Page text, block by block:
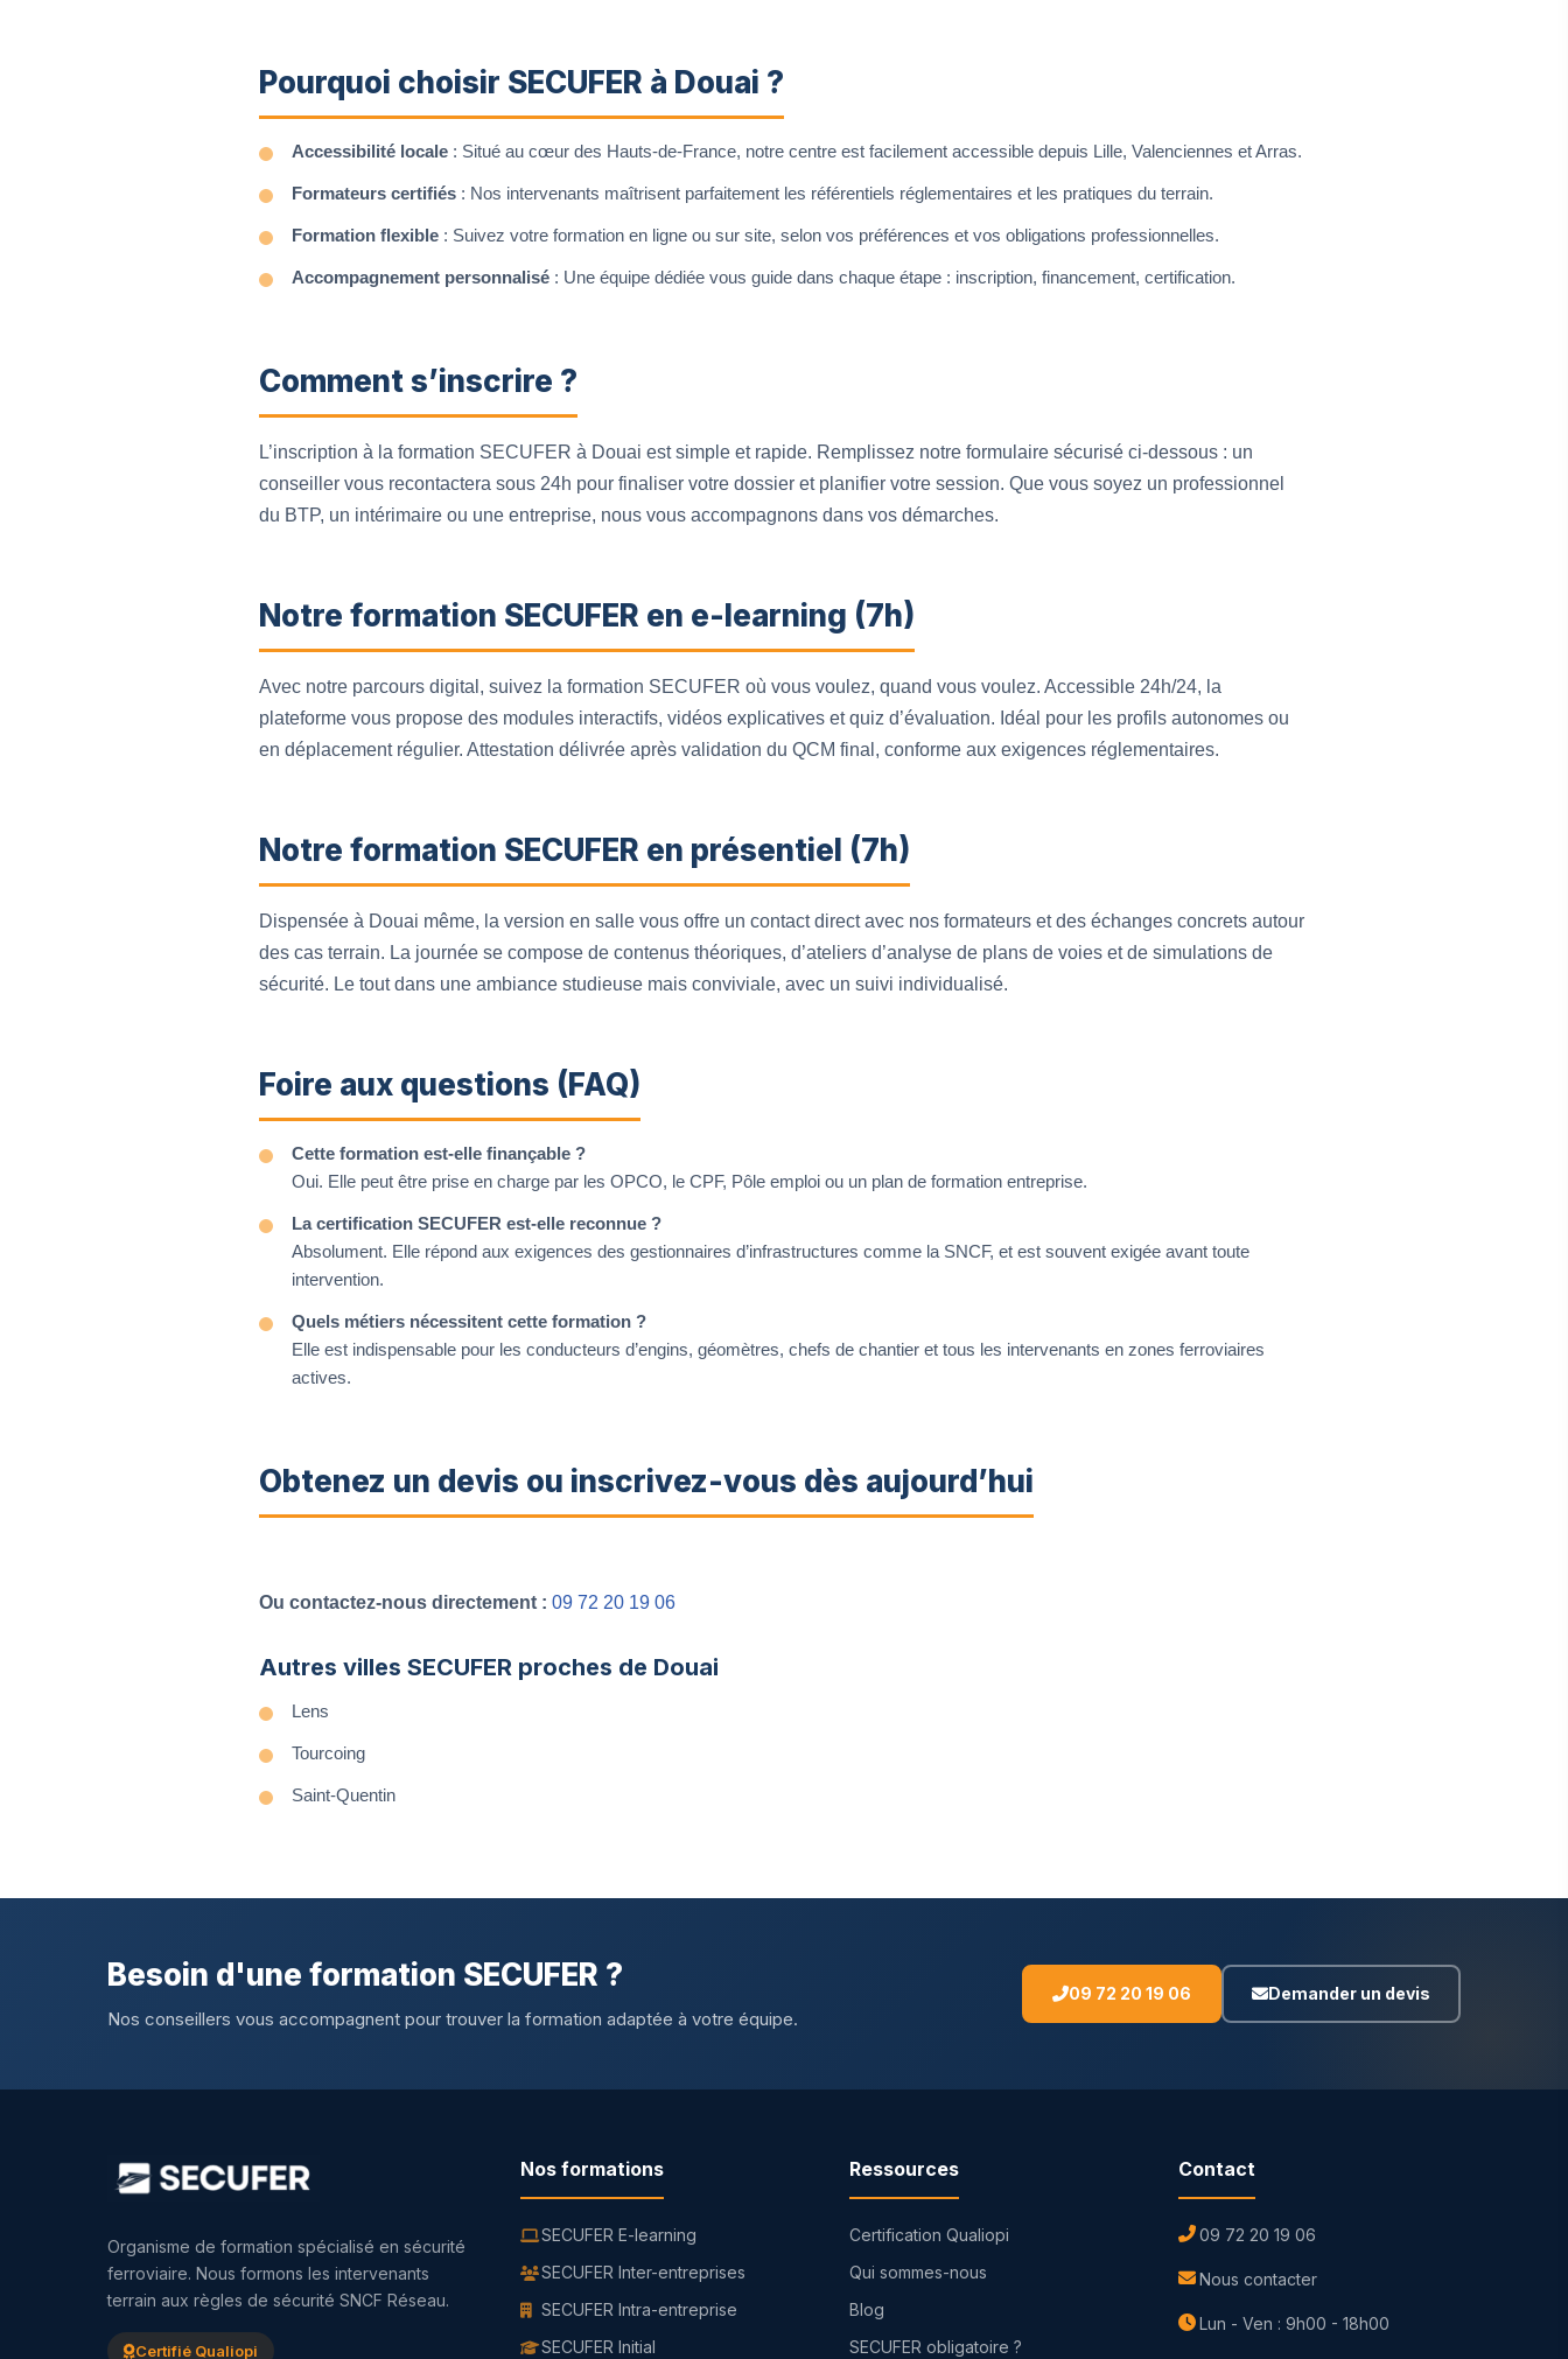
Pourquoi choisir SECUFER à Douai ?
Accessibilité locale : Situé au cœur des Hauts-de-France, notre centre est facilement accessible depuis Lille, Valenciennes et Arras.
Formateurs certifiés : Nos intervenants maîtrisent parfaitement les référentiels réglementaires et les pratiques du terrain.
Formation flexible : Suivez votre formation en ligne ou sur site, selon vos préférences et vos obligations professionnelles.
Accompagnement personnalisé : Une équipe dédiée vous guide dans chaque étape : inscription, financement, certification.
Comment s’inscrire ?
L’inscription à la formation SECUFER à Douai est simple et rapide. Remplissez notre formulaire sécurisé ci-dessous : un
conseiller vous recontactera sous 24h pour finaliser votre dossier et planifier votre session. Que vous soyez un professionnel
du BTP, un intérimaire ou une entreprise, nous vous accompagnons dans vos démarches.
Notre formation SECUFER en e-learning (7h)
Avec notre parcours digital, suivez la formation SECUFER où vous voulez, quand vous voulez. Accessible 24h/24, la
plateforme vous propose des modules interactifs, vidéos explicatives et quiz d’évaluation. Idéal pour les profils autonomes ou
en déplacement régulier. Attestation délivrée après validation du QCM final, conforme aux exigences réglementaires.
Notre formation SECUFER en présentiel (7h)
Dispensée à Douai même, la version en salle vous offre un contact direct avec nos formateurs et des échanges concrets autour
des cas terrain. La journée se compose de contenus théoriques, d’ateliers d’analyse de plans de voies et de simulations de
sécurité. Le tout dans une ambiance studieuse mais conviviale, avec un suivi individualisé.
Foire aux questions (FAQ)
Cette formation est-elle finançable ?
Oui. Elle peut être prise en charge par les OPCO, le CPF, Pôle emploi ou un plan de formation entreprise.
La certification SECUFER est-elle reconnue ?
Absolument. Elle répond aux exigences des gestionnaires d’infrastructures comme la SNCF, et est souvent exigée avant toute
intervention.
Quels métiers nécessitent cette formation ?
Elle est indispensable pour les conducteurs d’engins, géomètres, chefs de chantier et tous les intervenants en zones ferroviaires
actives.
Obtenez un devis ou inscrivez-vous dès aujourd’hui
Ou contactez-nous directement : 09 72 20 19 06
Autres villes SECUFER proches de Douai
Lens
Tourcoing
Saint-Quentin
Besoin d'une formation SECUFER ?
Nos conseillers vous accompagnent pour trouver la formation adaptée à votre équipe.
09 72 20 19 06 Demander un devis
Organisme de formation spécialisé en sécurité
ferroviaire. Nous formons les intervenants
terrain aux règles de sécurité SNCF Réseau.
Certifié Qualiopi
Nos formations
SECUFER E-learning
SECUFER Inter-entreprises
SECUFER Intra-entreprise
SECUFER Initial
Ressources
Certification Qualiopi
Qui sommes-nous
Blog
SECUFER obligatoire ?
Contact
09 72 20 19 06
Nous contacter
Lun - Ven : 9h00 - 18h00